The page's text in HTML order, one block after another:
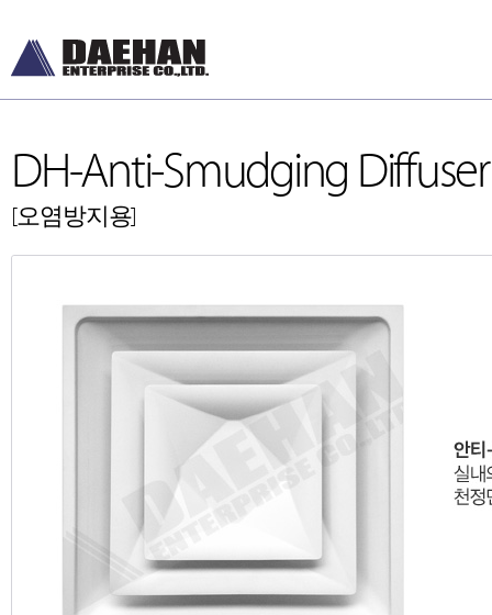
DH-Anti-Smudging Diffuser
[오염방지용]
DH-Diffusers
[디퓨저]
DH-Ceiling &
[천장형, 벽체형]
DH-Dampers
Grilles and Louvers
[그릴, 루버]
ETC , Accessories